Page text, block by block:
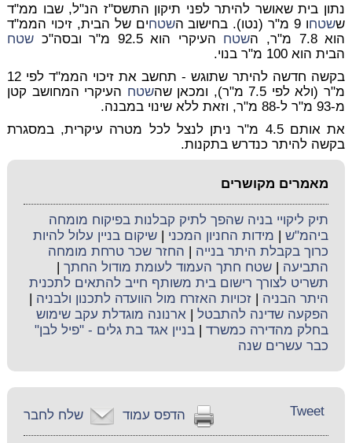
נתון בית שאושר להיתר לפני תיקון התשס"ז הנ"ל, שבו ממ"ד
ששטחו 9 מ"ר (נטו). בחישוב ה שטחים של הבית, זיכוי הממ"ד
הוא 7.8 מ"ר, ה
שטח העיקרי הוא 92.5 מ"ר ובסה"כ
שטח
הבית הוא 100 מ"ר בנוי.
בקשה חדשה להיתר שתוגש - תחשב את זיכוי הממ"ד לפי 12
מ"ר (ולא לפי 7.5 מ"ר), ומכאן שה
שטח העיקרי המחושב קטן
מ-93 מ"ר ל-88 מ"ר, וזאת ללא שינוי במבנה.
את אותם 4.5 מ"ר ניתן לנצל לכל מטרה עיקרית, במסגרת
בקשה להיתר כנדרש בתקנות.
מאמרים מקושרים
תיק ליקויי בניה שהפך לתיק קבלנות בפיקוח מומחה
ביהמ"ש
מידות החניון המכני |שיקום בניין עלול להיות
כרוך בקבלת היתר בנייה
החזר שכר טרחת מומחה
התביעה |שטח חתך העמוד לעומת מודול החתך
תשריט לצורך רישום בית משותף חייב להתאים לתכנית
היתר הבניה |זכויות האזרח מול הוועדה לתכנון ולבניה
הפקעה שדינה להתבטל |ארנונה מוגדלת עקב שימוש
בחלק מהדירה כמשרד |בניין אגד בת גלים - "פיל לבן"
כבר עשרים שנה
שלח לחבר הדפס עמוד Tweet